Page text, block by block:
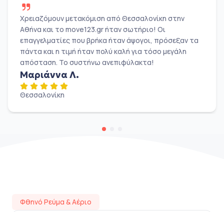
Χρειαζόμουν μετακόμιση από Θεσσαλονίκη στην
Αθήνα και το move123.gr ήταν σωτήριο! Οι
επαγγελματίες που βρήκα ήταν άψογοι, πρόσεξαν τα
πάντα και η τιμή ήταν πολύ καλή για τόσο μεγάλη
απόσταση. Το συστήνω ανεπιφύλακτα!
Μαριάννα Λ.
Θεσσαλονίκη
Φθηνό Ρεύμα & Αέριο